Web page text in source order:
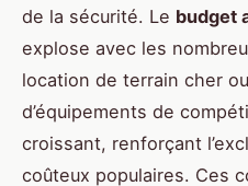
de la sécurité. Le budget
explose avec les
location de terrain cher
d’équipements de
croissant, renforçant
coûteux populaires. Ces